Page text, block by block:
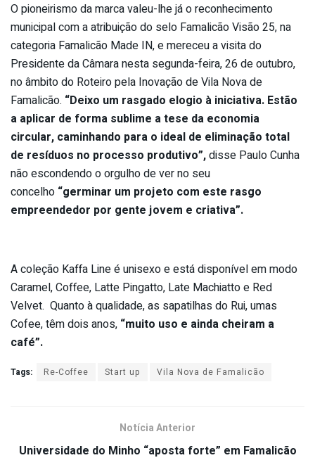
O pioneirismo da marca valeu-lhe já o reconhecimento
municipal com a atribuição do selo Famalicão Visão 25, na
categoria Famalicão Made IN, e mereceu a visita do
Presidente da Câmara nesta segunda-feira, 26 de outubro,
no âmbito do Roteiro pela Inovação de Vila Nova de
Famalicão. “Deixo um rasgado elogio à iniciativa. Estão
a aplicar de forma sublime a tese da economia
circular, caminhando para o ideal de eliminação total
de resíduos no processo produtivo”,disse Paulo Cunha
não escondendo o orgulho de ver no seu
concelho “germinar um projeto com este rasgo
empreendedor por gente jovem e criativa”.
A coleção Kaffa Line é unisexo e está disponível em modo
Caramel, Coffee, Latte Pingatto, Late Machiatto e Red
Velvet. Quanto à qualidade, as sapatilhas do Rui, umas
Cofee, têm dois anos, “muito uso e ainda cheiram a
café”.
Tags: Re-Coffee Start up Vila Nova de Famalicão
Notícia Anterior
Universidade do Minho “aposta forte” em Famalicão